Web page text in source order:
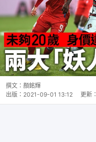
撰文： 顏銘輝
出版： 2021-09-01 13:12 更新：